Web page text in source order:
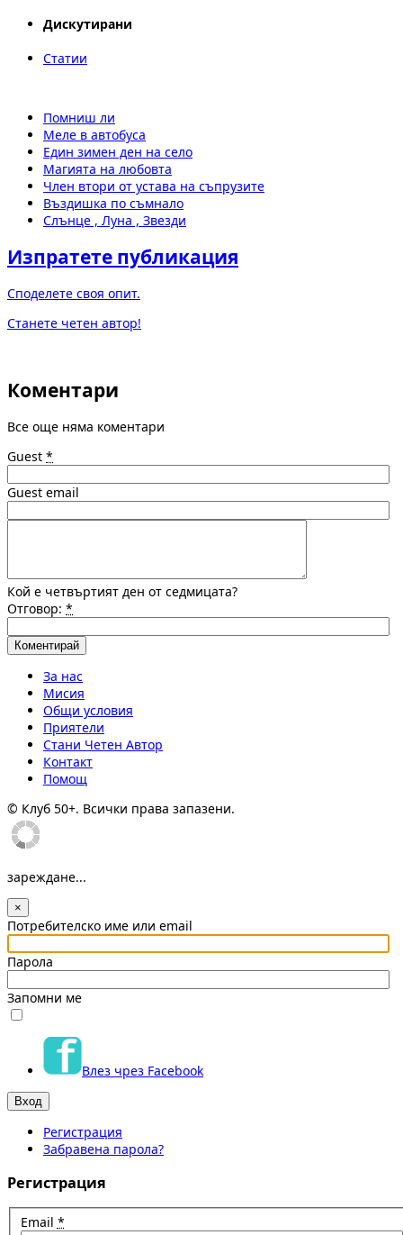
Дискутирани
Статии
Помниш ли
Меле в автобуса
Един зимен ден на село
Магията на любовта
Член втори от устава на съпрузите
Въздишка по съмнало
Слънце , Луна , Звезди
Изпратете публикация
Споделете своя опит.
Станете четен автор!
Коментари
Все още няма коментари
Guest *
Guest email
Кой е четвъртият ден от седмицата?
Отговор: *
За нас
Мисия
Общи условия
Приятели
Стани Четен Автор
Контакт
Помощ
© Клуб 50+. Всички права запазени.
зареждане...
×
Потребителско име или email
Парола
Запомни ме
Влез чрез Facebook
Регистрация
Забравена парола?
Регистрация
Email *